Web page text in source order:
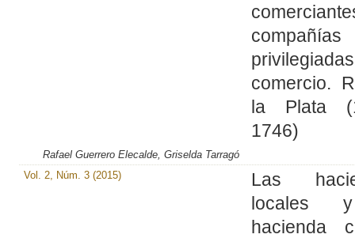
compañías
comercio.
la Plata
1746)
Rafael Guerrero Elecalde, Griselda Tarragó
Vol. 2, Núm. 3 (2015)
Las
locales
hacienda